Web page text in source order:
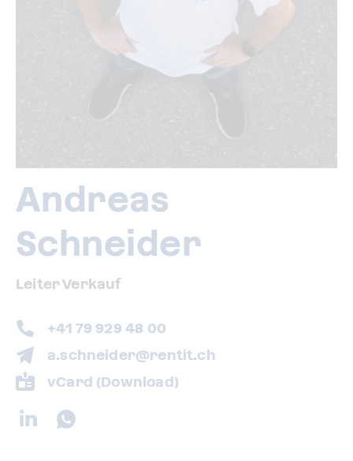
Andreas
Schneider
Leiter Verkauf
+41 79 929 48 00
a.schneider@rentit.ch
vCard (Download)